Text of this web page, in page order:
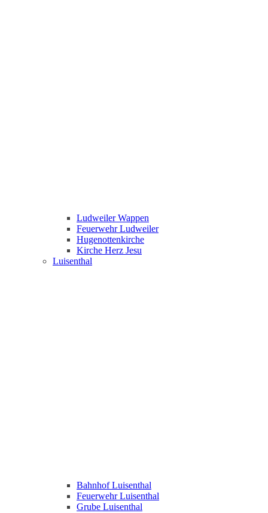
Ludweiler Wappen
Feuerwehr Ludweiler
Hugenottenkirche
Kirche Herz Jesu
Luisenthal
Bahnhof Luisenthal
Feuerwehr Luisenthal
Grube Luisenthal